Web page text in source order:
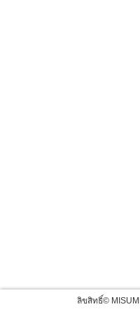
ลิขสิทธิ์©